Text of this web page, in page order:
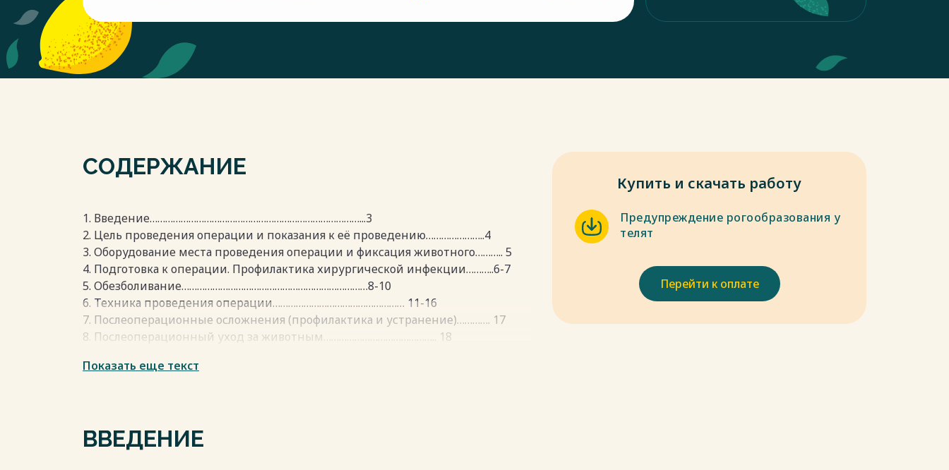
СОДЕРЖАНИЕ
1. Введение………………………………………………………………………...3
2. Цель проведения операции и показания к её проведению…………………..4
3. Оборудование места проведения операции и фиксация животного……….. 5
4. Подготовка к операции. Профилактика хирургической инфекции………..6-7
5. Обезболивание………………………………………………………………8-10
6. Техника проведения операции…………………………………………… 11-16
7. Послеоперационные осложнения (профилактика и устранение)…………. 17
8. Послеоперационный уход за животным…………………………………….. 18
10. Список используемой литературы……………………………………… 20-23
Показать еще текст
ВВЕДЕНИЕ
Купить и скачать работу
Предупреждение рогообразования у
телят
Перейти к оплате